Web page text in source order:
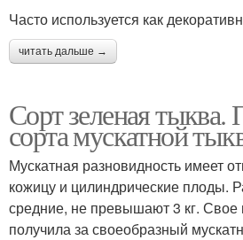
Часто используется как
читать дальше →
Сорт зеленая
сорта мускатной
Мускатная разновидность имеет
кожицу и цилиндрические плоды.
средние, не превышают 3 кг. Свое
получила за своеобразный